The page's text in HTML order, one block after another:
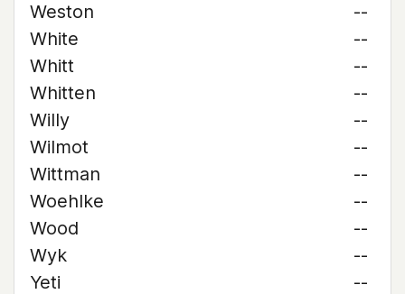
Weston
--
White
--
Whitt
--
Whitten
--
Willy
--
Wilmot
--
Wittman
--
Woehlke
--
Wood
--
Wyk
--
Yeti
--